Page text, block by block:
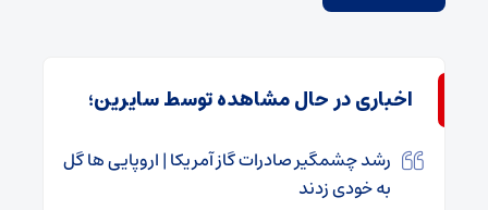
اخباری در حال مشاهده توسط سایرین؛
رشد چشمگیر صادرات گاز آمریکا | اروپایی ها گل
به خودی زدند